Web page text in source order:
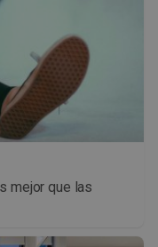
mejor que las